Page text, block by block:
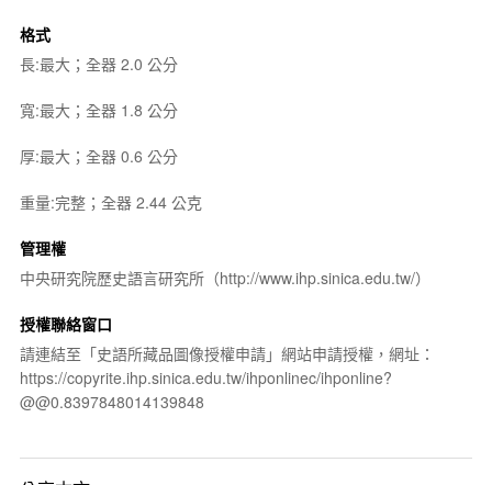
格式
長:最大；全器 2.0 公分
寬:最大；全器 1.8 公分
厚:最大；全器 0.6 公分
重量:完整；全器 2.44 公克
管理權
中央研究院歷史語言研究所（http://www.ihp.sinica.edu.tw/）
授權聯絡窗口
請連結至「史語所藏品圖像授權申請」網站申請授權，網址：
https://copyrite.ihp.sinica.edu.tw/ihponlinec/ihponline?
@@0.8397848014139848